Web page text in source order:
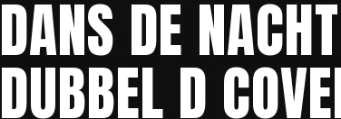
DANS DE
DUBBEL D